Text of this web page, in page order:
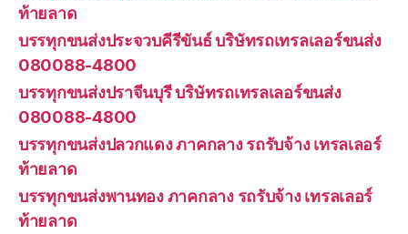
ท้ายลาด
บรรทุกขนส่งประจวบคีรีขันธ์ บริษัทรถเทรลเลอร์ขนส่ง
080088-4800
บรรทุกขนส่งปราจีนบุรี บริษัทรถเทรลเลอร์ขนส่ง
080088-4800
บรรทุกขนส่งปลวกแดง ภาคกลาง รถรับจ้าง เทรลเลอร์
ท้ายลาด
บรรทุกขนส่งพานทอง ภาคกลาง รถรับจ้าง เทรลเลอร์
ท้ายลาด